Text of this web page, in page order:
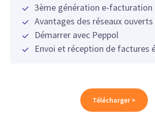
3ème génération e-facturation
Avantages des réseaux ouverts
Démarrer avec Peppol
Envoi et réception de factures
Télécharger >